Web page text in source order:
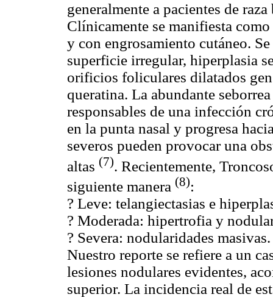
generalmente a pacientes de
Clínicamente se manifiesta
y con engrosamiento cutáneo.
superficie irregular, hiperplasia
orificios foliculares dilatados
queratina. La abundante
responsables de una infección
en la punta nasal y progresa
severos pueden provocar una
altas (7). Recientemente,
siguiente manera (8):
? Leve: telangiectasias e
? Moderada: hipertrofia y
? Severa: nodularidades masivas.
Nuestro reporte se refiere a un
lesiones nodulares evidentes,
superior. La incidencia real de